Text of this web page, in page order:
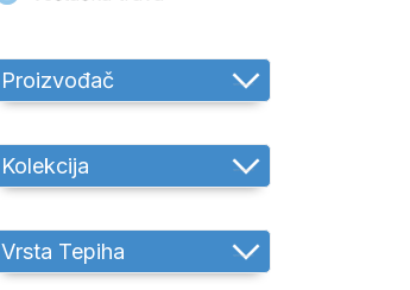
Proizvođač
Kolekcija
Vrsta Tepiha